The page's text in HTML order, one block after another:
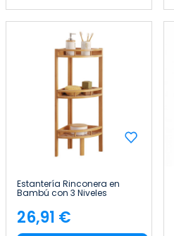
Estantería Rinconera en
Bambú con 3 Niveles
Home
Precio
26,91 €